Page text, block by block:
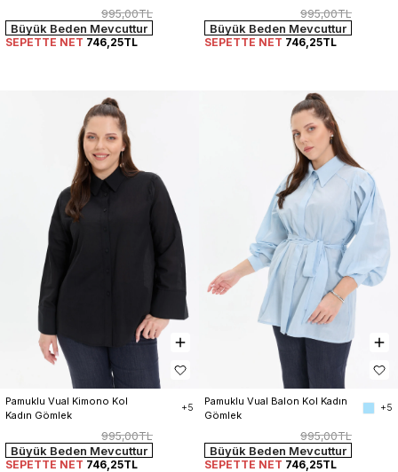
995,00TL
Büyük Beden Mevcuttur
SEPETTE NET 746,25TL
995,00TL
Büyük Beden Mevcuttur
SEPETTE NET 746,25TL
Pamuklu Vual Kimono Kol
Kadın Gömlek
+5
995,00TL
Büyük Beden Mevcuttur
SEPETTE NET 746,25TL
Pamuklu Vual Balon Kol Kadın
Gömlek
+5
995,00TL
Büyük Beden Mevcuttur
SEPETTE NET 746,25TL